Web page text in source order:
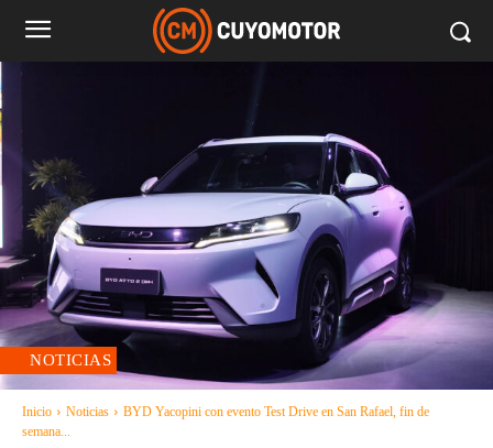
NOTICIAS
Inicio Noticias
BYD Yacopini con evento Test Drive en San Rafael, fin de
semana...